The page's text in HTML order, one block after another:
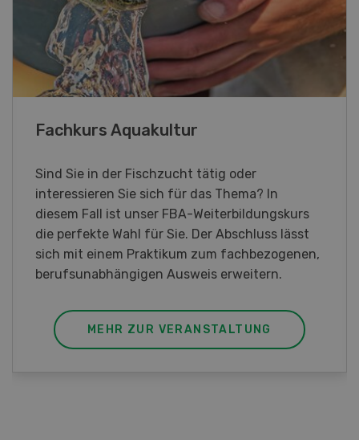
Blick hinter die Kulissen
Am Samstag, 26. und Sonntag, 27. September
2026 öffnet Rapid am Produktionsstandort
Killwangen zum Jubiläum seine Türen.
MEHR ZUR VERANSTALTUNG